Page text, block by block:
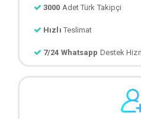
3000 Adet Türk Takipçi
Hızlı Teslimat
7/24 Whatsapp